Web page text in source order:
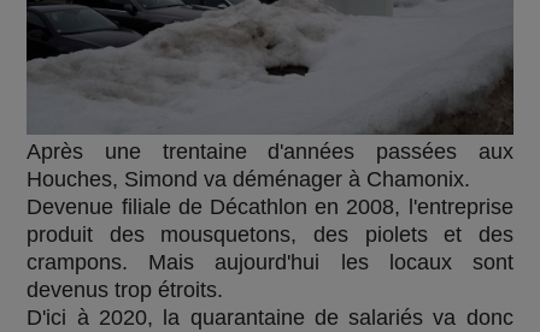
Après une trentaine d'années passées aux
Houches, Simond va déménager à Chamonix.
Devenue filiale de Décathlon en 2008, l'entreprise
produit des mousquetons, des piolets et des
crampons. Mais aujourd'hui les locaux sont
devenus trop étroits.
D'ici à 2020, la quarantaine de salariés va donc